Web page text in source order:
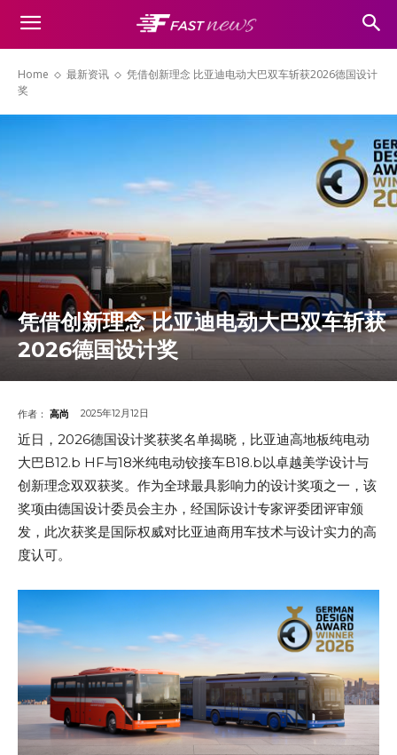
Home 最新资讯
凭借创新理念 比亚迪电动大巴双车斩获2026德国设计
奖
凭借创新理念 比亚迪电动大巴双车斩获
2026德国设计奖
作者： 高尚 2025年12月12日
近日，2026德国设计奖获奖名单揭晓，比亚迪高地板纯电动
大巴B12.b HF与18米纯电动铰接车B18.b以卓越美学设计与
创新理念双双获奖。作为全球最具影响力的设计奖项之一，该
奖项由德国设计委员会主办，经国际设计专家评委团评审颁
发，此次获奖是国际权威对比亚迪商用车技术与设计实力的高
度认可。